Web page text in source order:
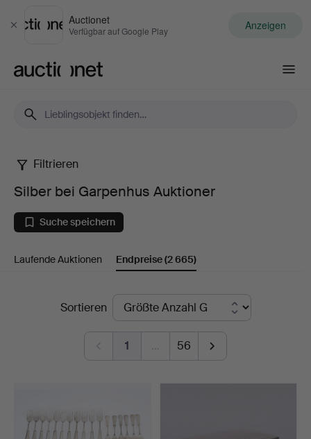
Schließen
Auctionet
Verfügbar auf Google Play Anzeigen
Silber
bei
Garpenhus
Auktioner
Filtrieren
Silber bei Garpenhus Auktioner
Suche speichern
Laufende Auktionen Endpreise(2 665)
EndpreiseSortieren
1 … 56